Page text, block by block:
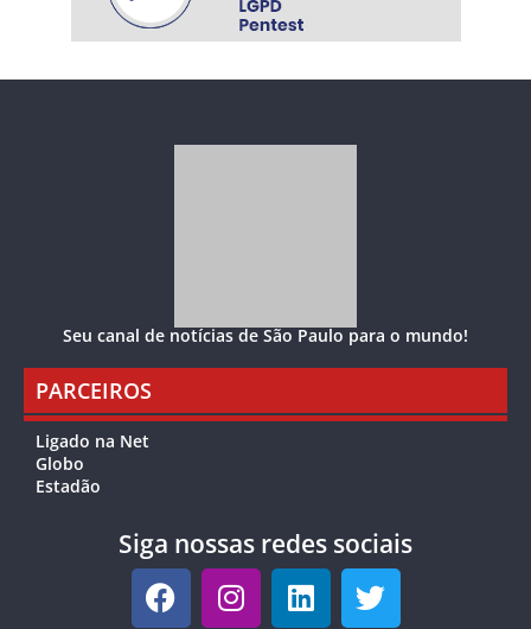
Seu canal de notícias de São Paulo para o mundo!
PARCEIROS
Ligado na Net
Globo
Estadão
Siga nossas redes sociais